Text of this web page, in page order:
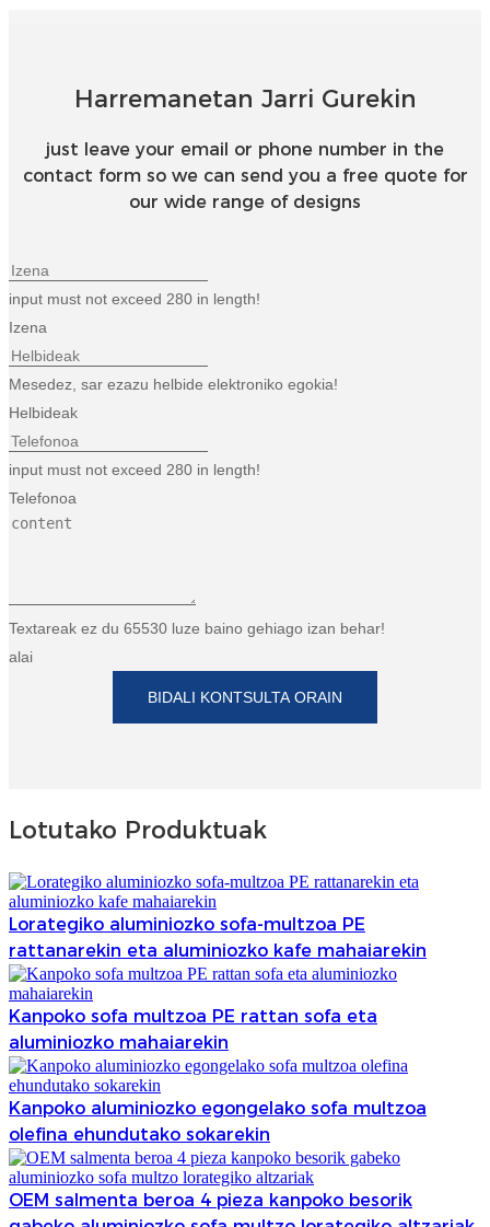
Harremanetan Jarri Gurekin
just leave your email or phone number in the
contact form so we can send you a free quote for
our wide range of designs
input must not exceed 280 in length!
Izena
Mesedez, sar ezazu helbide elektroniko egokia!
Helbideak
input must not exceed 280 in length!
Telefonoa
Textareak ez du 65530 luze baino gehiago izan behar!
alai
BIDALI KONTSULTA ORAIN
Lotutako Produktuak
Lorategiko aluminiozko sofa-multzoa PE
rattanarekin eta aluminiozko kafe mahaiarekin
Kanpoko sofa multzoa PE rattan sofa eta
aluminiozko mahaiarekin
Kanpoko aluminiozko egongelako sofa multzoa
olefina ehundutako sokarekin
OEM salmenta beroa 4 pieza kanpoko besorik